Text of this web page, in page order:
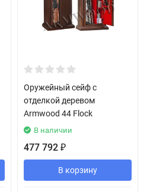
Оружейный сейф с
отделкой деревом
Armwood 44 Flock
В наличии
477 792 ₽
В корзину